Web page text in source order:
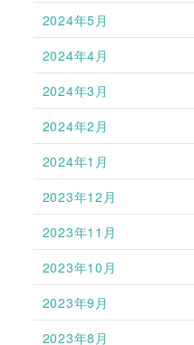
2024年5月
2024年4月
2024年3月
2024年2月
2024年1月
2023年12月
2023年11月
2023年10月
2023年9月
2023年8月